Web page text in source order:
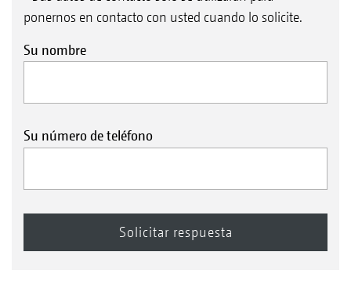
ponernos en contacto con usted cuando lo solicite.
Su nombre
Su número de teléfono